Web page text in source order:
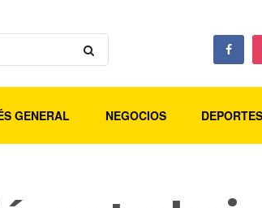
GENERAL NEGOCIOS DEPORTES